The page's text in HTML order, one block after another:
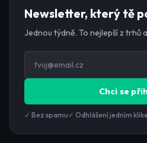
Newsletter, který tě
Jednou týdně. To nejlepší z trhů
Chci se
✓ Bez spamu ✓ Odhlášení jedním